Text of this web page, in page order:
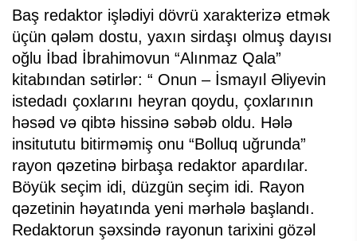
Baş redaktor işlədiyi dövrü xarakterizə etmək
üçün qələm dostu, yaxın sirdaşı olmuş dayısı
oğlu İbad İbrahimovun “Alınmaz Qala”
kitabından sətirlər: “ Onun – İsmayıl Əliyevin
istedadı çoxlarını heyran qoydu, çoxlarının
həsəd və qibtə hissinə səbəb oldu. Hələ
insitututu bitirməmiş onu “Bolluq uğrunda”
rayon qəzetinə birbaşa redaktor apardılar.
Böyük seçim idi, düzgün seçim idi. Rayon
qəzetinin həyatında yeni mərhələ başlandı.
Redaktorun şəxsində rayonun tarixini gözəl